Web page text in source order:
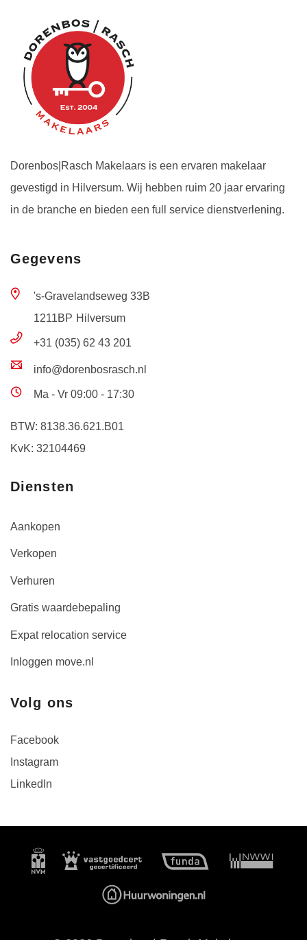
Dorenbos|Rasch Makelaars is een ervaren makelaar
gevestigd in Hilversum. Wij hebben ruim 20 jaar ervaring
in de branche en bieden een full service dienstverlening.
Gegevens
's-Gravelandseweg 33B
1211BP Hilversum
+31 (035) 62 43 201
info@dorenbosrasch.nl
Ma - Vr 09:00 - 17:30
BTW: 8138.36.621.B01
KvK: 32104469
Diensten
Aankopen
Verkopen
Verhuren
Gratis waardebepaling
Expat relocation service
Inloggen move.nl
Volg ons
Facebook
Instagram
LinkedIn